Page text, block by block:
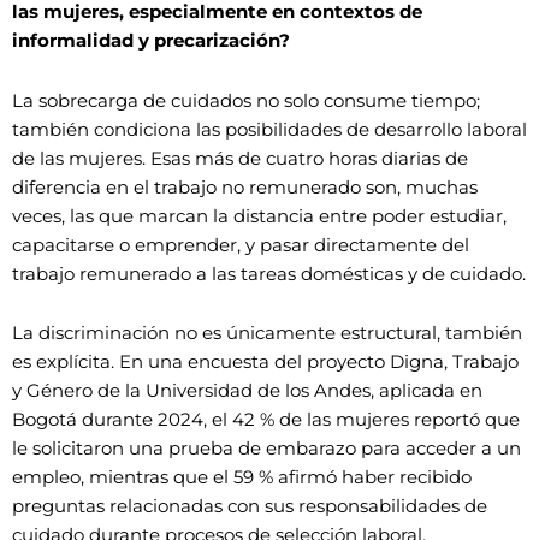
las mujeres, especialmente en contextos de
informalidad y precarización?
La sobrecarga de cuidados no solo consume tiempo;
también condiciona las posibilidades de desarrollo laboral
de las mujeres. Esas más de cuatro horas diarias de
diferencia en el trabajo no remunerado son, muchas
veces, las que marcan la distancia entre poder estudiar,
capacitarse o emprender, y pasar directamente del
trabajo remunerado a las tareas domésticas y de cuidado.
La discriminación no es únicamente estructural, también
es explícita. En una encuesta del proyecto Digna, Trabajo
y Género de la Universidad de los Andes, aplicada en
Bogotá durante 2024, el 42 % de las mujeres reportó que
le solicitaron una prueba de embarazo para acceder a un
empleo, mientras que el 59 % afirmó haber recibido
preguntas relacionadas con sus responsabilidades de
cuidado durante procesos de selección laboral.